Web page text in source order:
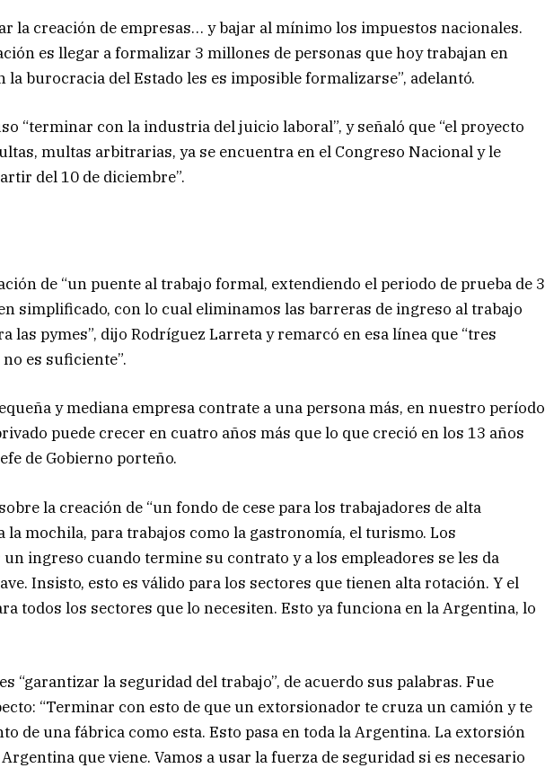
la creación de empresas… y bajar al mínimo los impuestos nacionales.
es llegar a formalizar 3 millones de personas que hoy trabajan en
la burocracia del Estado les es imposible formalizarse”, adelantó.
“terminar con la industria del juicio laboral”, y señaló que “el proyecto
multas arbitrarias, ya se encuentra en el Congreso Nacional y le
del 10 de diciembre”.
de “un puente al trabajo formal, extendiendo el periodo de prueba de 3
simplificado, con lo cual eliminamos las barreras de ingreso al trabajo
las pymes”, dijo Rodríguez Larreta y remarcó en esa línea que “tres
es suficiente”.
y mediana empresa contrate a una persona más, en nuestro período
puede crecer en cuatro años más que lo que creció en los 13 años
de Gobierno porteño.
la creación de “un fondo de cese para los trabajadores de alta
la mochila, para trabajos como la gastronomía, el turismo. Los
ingreso cuando termine su contrato y a los empleadores se les da
Insisto, esto es válido para los sectores que tienen alta rotación. Y el
todos los sectores que lo necesiten. Esto ya funciona en la Argentina, lo
“garantizar la seguridad del trabajo”, de acuerdo sus palabras. Fue
“Terminar con esto de que un extorsionador te cruza un camión y te
de una fábrica como esta. Esto pasa en toda la Argentina. La extorsión
que viene. Vamos a usar la fuerza de seguridad si es necesario